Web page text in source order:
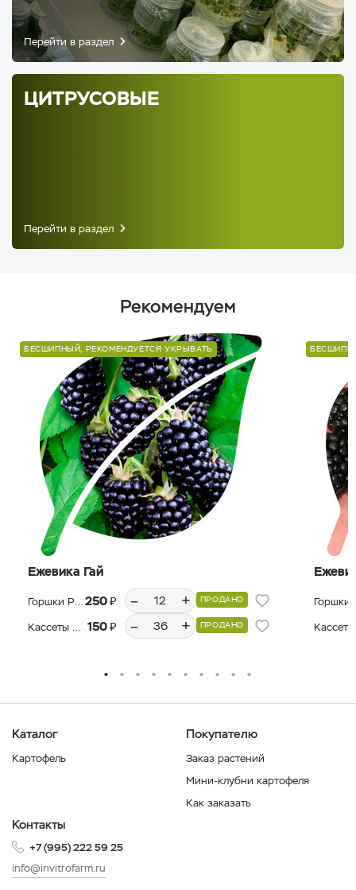
Перейти в раздел
ЦИТРУСОВЫЕ
Перейти в раздел
Рекомендуем
БЕСШИПНЫЙ, РЕКОМЕНДУЕТСЯ УКРЫВАТЬ
Ежевика Гай
Горшки Р9, 12 шт.250₽ – + ПРОДАНО
Кассеты Р36, 36 шт. 150₽ – + ПРОДАНО
Каталог
Картофель
Покупателю
Заказ растений
Мини-клубни картофеля
Как заказать
Контакты
+7 (995) 222 59 25
info@invitrofarm.ru